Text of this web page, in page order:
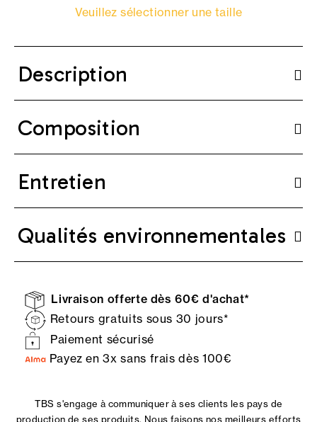
Veuillez sélectionner une taille
Description
Composition
Entretien
Qualités environnementales
Livraison offerte dès 60€ d'achat*
Retours gratuits sous 30 jours*
Paiement sécurisé
Payez en 3x sans frais dès 100€
TBS s'engage à communiquer à ses clients les pays de
production de ses produits. Nous faisons nos meilleurs efforts